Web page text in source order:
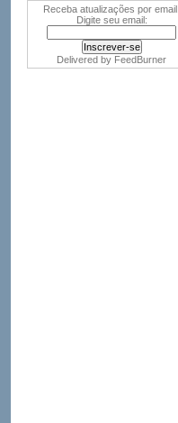
Receba atualizações por email.
Digite seu email:
Delivered by FeedBurner